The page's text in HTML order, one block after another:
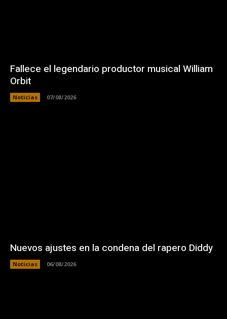
Fallece el legendario productor musical William
Orbit
Noticias 07/08/2026
Nuevos ajustes en la condena del rapero Diddy
Noticias 06/08/2026